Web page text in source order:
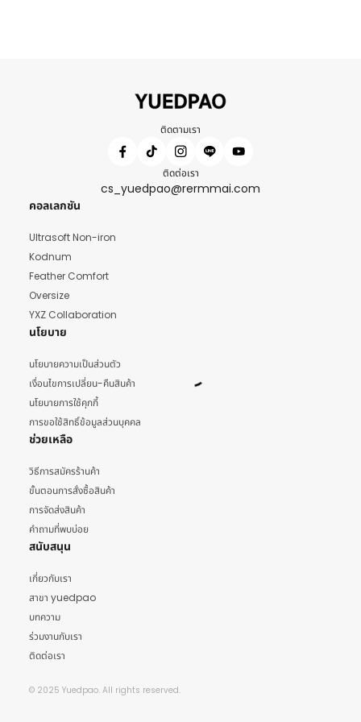
ติดตามเรา
ติดต่อเรา
cs_yuedpao@rermmai.com
คอลเลกชัน
Ultrasoft Non-iron
Kodnum
Feather Comfort
Oversize
YXZ Collaboration
นโยบาย
นโยบายความเป็นส่วนตัว
เงื่อนไขการเปลี่ยน-คืนสินค้า
นโยบายการใช้คุกกี้
การขอใช้สิทธิ์ข้อมูลส่วนบุคคล
ช่วยเหลือ
วิธีการสมัครร้านค้า
ขั้นตอนการสั่งซื้อสินค้า
การจัดส่งสินค้า
คำถามที่พบบ่อย
สนับสนุน
เกี่ยวกับเรา
สาขา yuedpao
บทความ
ร่วมงานกับเรา
ติดต่อเรา
© 2025 Yuedpao. All rights reserved.